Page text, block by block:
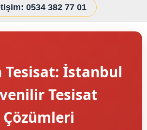
0534 382 77 01
Tesisat: İstanbul
Tesisat
Çözümleri